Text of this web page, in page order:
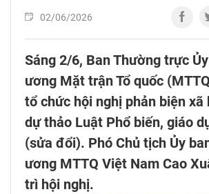
02/06/2026
Sáng 2/6, Ban Thường trực
ương Mặt trận Tổ quốc
tổ chức hội nghị phản biện
dự thảo Luật Phổ biến, giáo
(sửa đổi). Phó Chủ tịch Ủy
ương MTTQ Việt Nam Cao
trì hội nghị.